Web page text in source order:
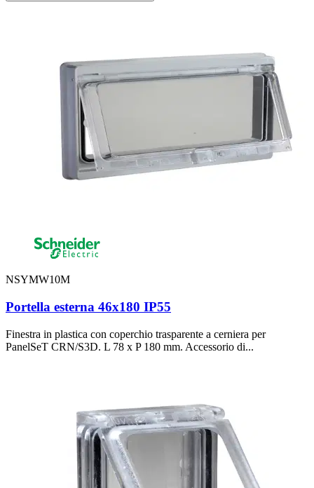
NSYMW10M
Portella esterna 46x180 IP55
Finestra in plastica con coperchio trasparente a cerniera per
PanelSeT CRN/S3D. L 78 x P 180 mm. Accessorio di...